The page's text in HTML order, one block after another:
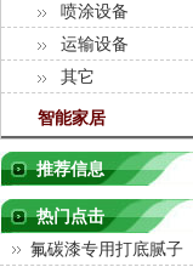
喷涂设备
运输设备
其它
智能家居
推荐信息
热门点击
氟碳漆专用打底腻子